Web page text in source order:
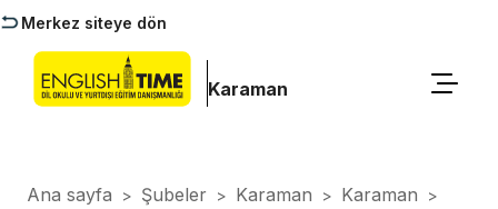
Merkez siteye dön
Karaman
Ana sayfa > Şubeler > Karaman > Karaman >